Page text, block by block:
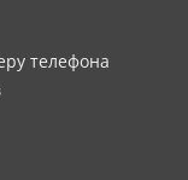
телефона